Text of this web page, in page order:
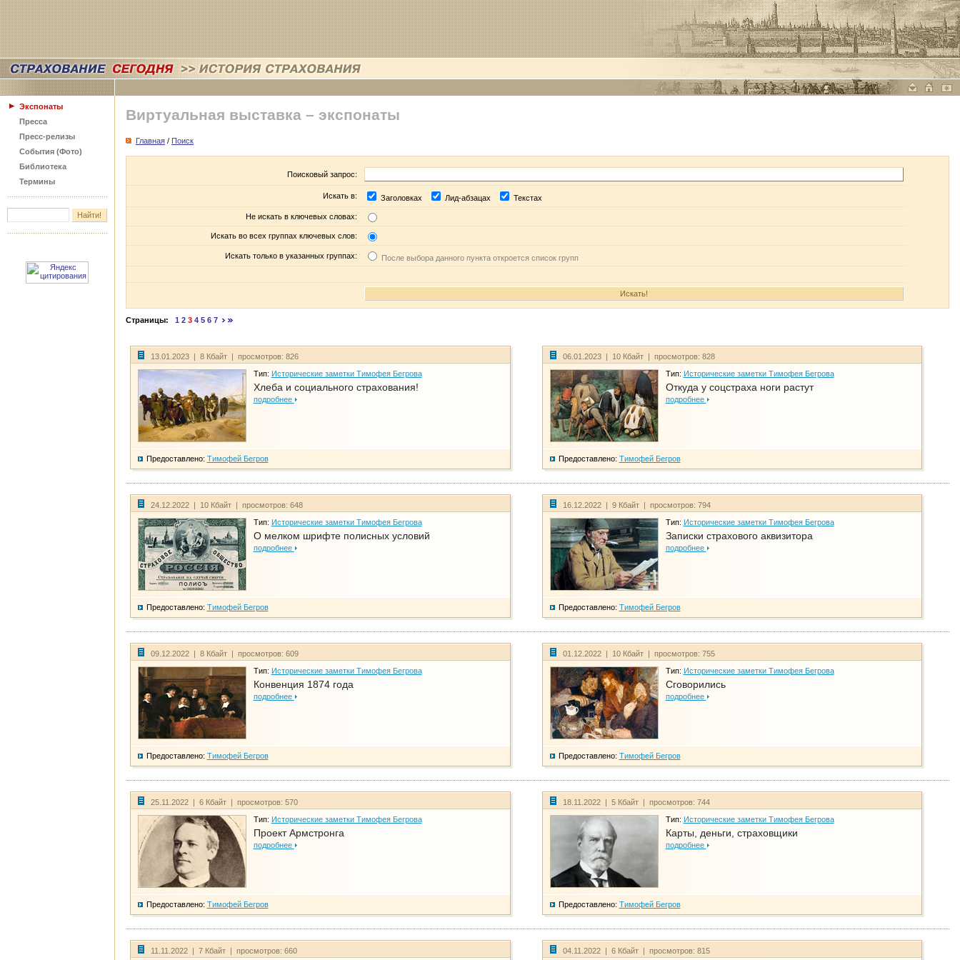
Экспонаты
Пресса
Пресс-релизы
События (Фото)
Библиотека
Термины
Виртуальная выставка – экспонаты
Главная / Поиск
Поисковый запрос:
Искать в: Заголовках Лид-абзацах Текстах
Не искать в ключевых словах:
Искать во всех группах ключевых слов:
Искать только в указанных группах: После выбора данного пункта откроется список групп
Страницы: 1 2 3 4 5 6 7
13.01.2023 | 8 Кбайт | просмотров: 826
Тип: Исторические заметки Тимофея Бегрова
Хлеба и социального страхования!
подробнее
Предоставлено: Тимофей Бегров
06.01.2023 | 10 Кбайт | просмотров: 828
Тип: Исторические заметки Тимофея Бегрова
Откуда у соцстраха ноги растут
подробнее
Предоставлено: Тимофей Бегров
24.12.2022 | 10 Кбайт | просмотров: 648
Тип: Исторические заметки Тимофея Бегрова
О мелком шрифте полисных условий
подробнее
Предоставлено: Тимофей Бегров
16.12.2022 | 9 Кбайт | просмотров: 794
Тип: Исторические заметки Тимофея Бегрова
Записки страхового аквизитора
подробнее
Предоставлено: Тимофей Бегров
09.12.2022 | 8 Кбайт | просмотров: 609
Тип: Исторические заметки Тимофея Бегрова
Конвенция 1874 года
подробнее
Предоставлено: Тимофей Бегров
01.12.2022 | 10 Кбайт | просмотров: 755
Тип: Исторические заметки Тимофея Бегрова
Сговорились
подробнее
Предоставлено: Тимофей Бегров
25.11.2022 | 6 Кбайт | просмотров: 570
Тип: Исторические заметки Тимофея Бегрова
Проект Армстронга
подробнее
Предоставлено: Тимофей Бегров
18.11.2022 | 5 Кбайт | просмотров: 744
Тип: Исторические заметки Тимофея Бегрова
Карты, деньги, страховщики
подробнее
Предоставлено: Тимофей Бегров
11.11.2022 | 7 Кбайт | просмотров: 660 04.11.2022 | 6 Кбайт | просмотров: 815